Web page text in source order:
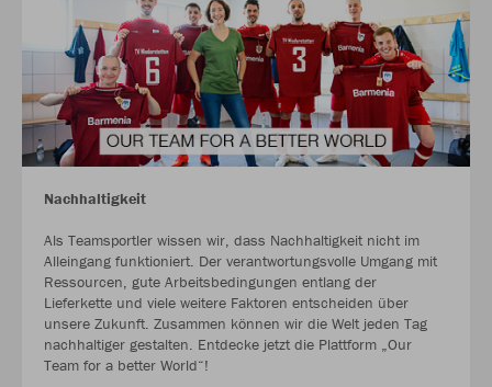
Nachhaltigkeit
Als Teamsportler wissen wir, dass Nachhaltigkeit nicht im
Alleingang funktioniert. Der verantwortungsvolle Umgang mit
Ressourcen, gute Arbeitsbedingungen entlang der
Lieferkette und viele weitere Faktoren entscheiden über
unsere Zukunft. Zusammen können wir die Welt jeden Tag
nachhaltiger gestalten. Entdecke jetzt die Plattform „Our
Team for a better World“!